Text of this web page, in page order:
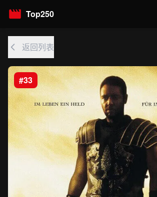
Top250
返回列表
#33